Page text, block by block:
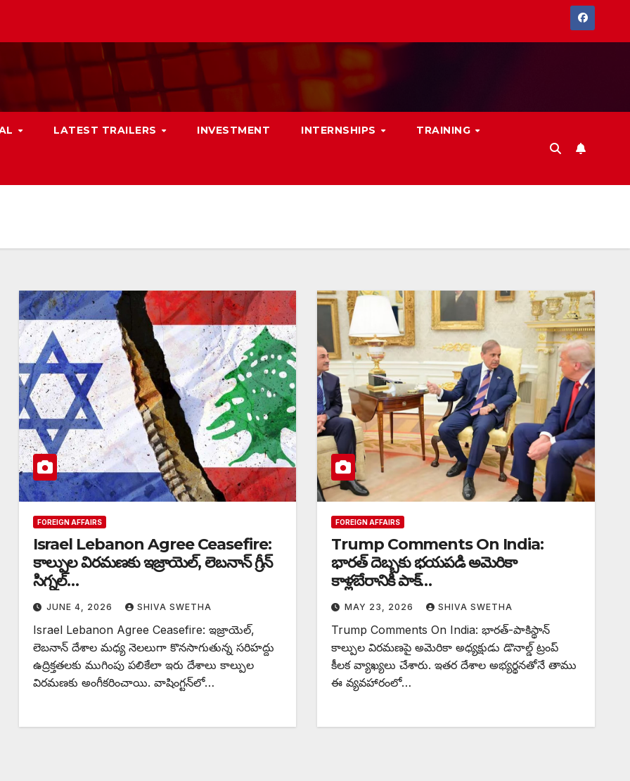
LATEST TRAILERS INVESTMENT INTERNSHIPS TRAINING
FOREIGN AFFAIRS
Israel Lebanon Agree Ceasefire:
కాల్పుల విరమణకు ఇజ్రాయెల్, లెబనాన్ గ్రీన్
సిగ్నల్…
JUNE 4, 2026 SHIVA SWETHA
Israel Lebanon Agree Ceasefire: ఇజ్రాయెల్,
లెబనాన్ దేశాల మధ్య నెలలుగా కొనసాగుతున్న సరిహద్దు
ఉద్రిక్తతలకు ముగింపు పలికేలా ఇరు దేశాలు కాల్పుల
విరమణకు అంగీకరించాయి. వాషింగ్టన్‌లో…
FOREIGN AFFAIRS
Trump Comments On India:
భారత్ దెబ్బకు భయపడి అమెరికా
కాళ్లబేరానికి పాక్…
MAY 23, 2026 SHIVA SWETHA
Trump Comments On India: భారత్-పాకిస్థాన్
కాల్పుల విరమణపై అమెరికా అధ్యక్షుడు డొనాల్డ్ ట్రంప్
కీలక వ్యాఖ్యలు చేశారు. ఇతర దేశాల అభ్యర్థనతోనే తాము
ఈ వ్యవహారంలో…